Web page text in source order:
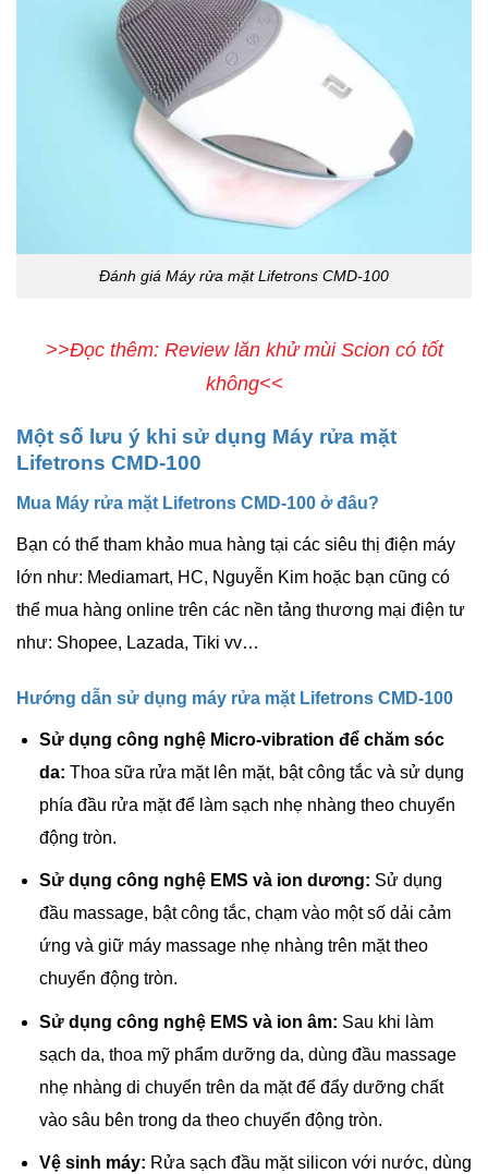
Đánh giá Máy rửa mặt Lifetrons CMD-100
>>Đọc thêm: Review lăn khử mùi Scion có tốt
không<<
Một số lưu ý khi sử dụng Máy rửa mặt
Lifetrons CMD-100
Mua Máy rửa mặt Lifetrons CMD-100 ở đâu?
Bạn có thể tham khảo mua hàng tại các siêu thị điện máy
lớn như: Mediamart, HC, Nguyễn Kim hoặc bạn cũng có
thể mua hàng online trên các nền tảng thương mại điện tư
như: Shopee, Lazada, Tiki vv…
Hướng dẫn sử dụng máy rửa mặt Lifetrons CMD-100
Sử dụng công nghệ Micro-vibration để chăm sóc
da: Thoa sữa rửa mặt lên mặt, bật công tắc và sử dụng
phía đầu rửa mặt để làm sạch nhẹ nhàng theo chuyển
động tròn.
Sử dụng công nghệ EMS và ion dương: Sử dụng
đầu massage, bật công tắc, chạm vào một số dải cảm
ứng và giữ máy massage nhẹ nhàng trên mặt theo
chuyển động tròn.
Sử dụng công nghệ EMS và ion âm: Sau khi làm
sạch da, thoa mỹ phẩm dưỡng da, dùng đầu massage
nhẹ nhàng di chuyển trên da mặt để đẩy dưỡng chất
vào sâu bên trong da theo chuyển động tròn.
Vệ sinh máy: Rửa sạch đầu mặt silicon với nước, dùng